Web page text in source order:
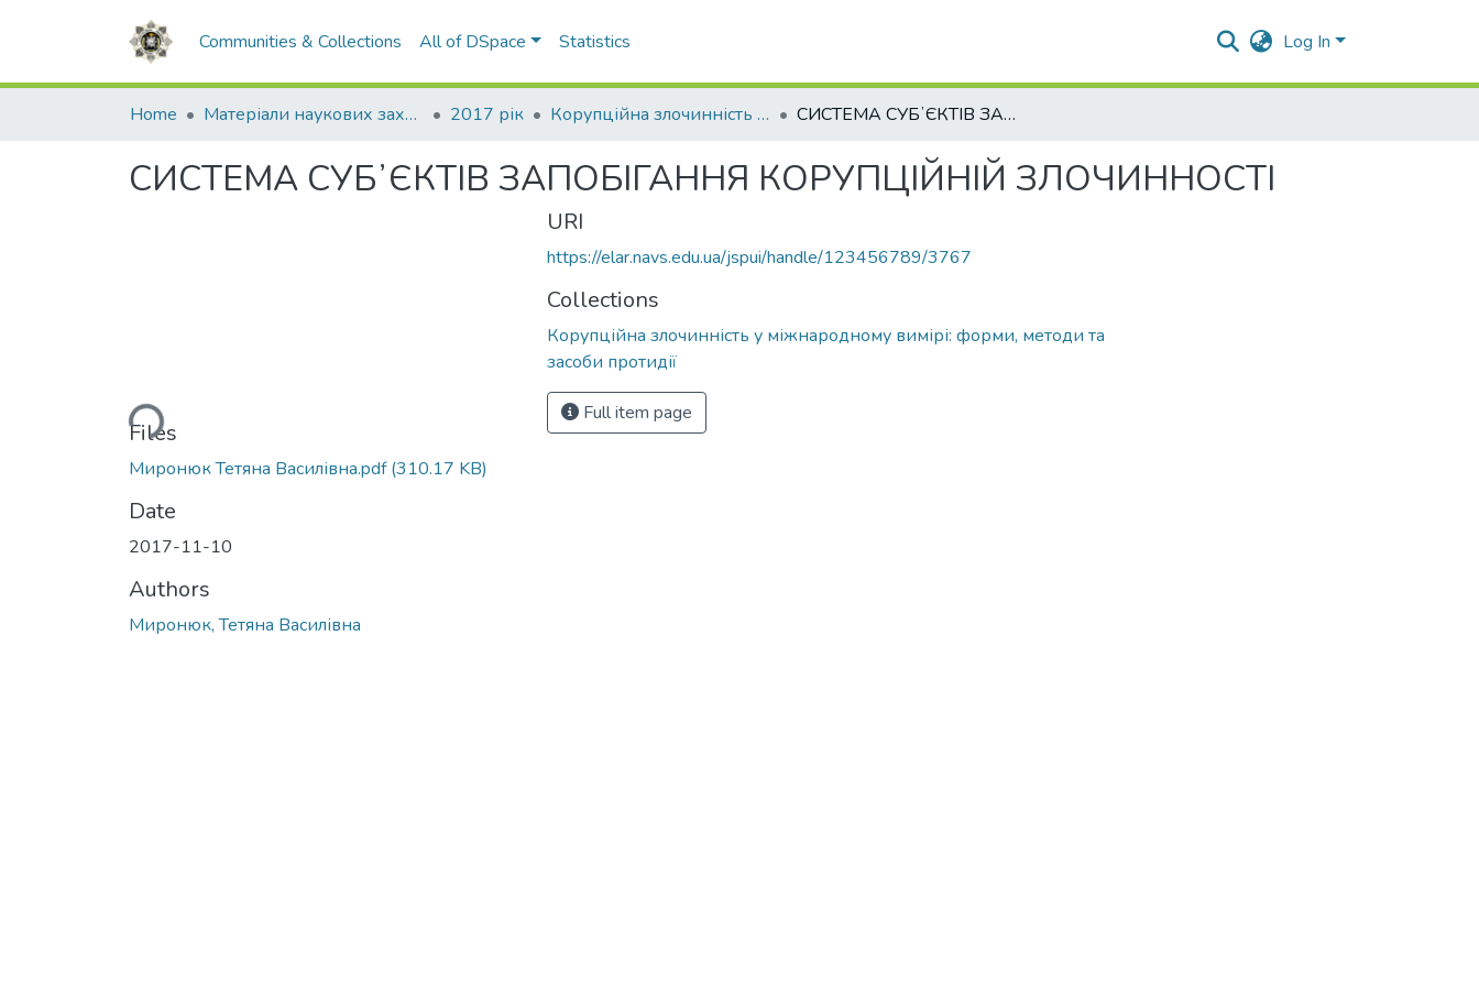
Communities & Collections All of DSpace Statistics Log In
Home Матеріали наукових заходів 2017 рік Корупційна злочинність у міжнародному вимірі: форми, методи та засоби протидії СИСТЕМА СУБʼЄКТІВ ЗАПОБІГАННЯ КОРУПЦІЙНІЙ ЗЛОЧИННОСТІ
СИСТЕМА СУБʼЄКТІВ ЗАПОБІГАННЯ КОРУПЦІЙНІЙ ЗЛОЧИННОСТІ
Loading...
Files
Миронюк Тетяна Василівна.pdf(310.17 KB)
Date
2017-11-10
Authors
Миронюк, Тетяна Василівна
URI
https://elar.navs.edu.ua/jspui/handle/123456789/3767
Collections
Корупційна злочинність у міжнародному вимірі: форми, методи та
засоби протидії
Full item page